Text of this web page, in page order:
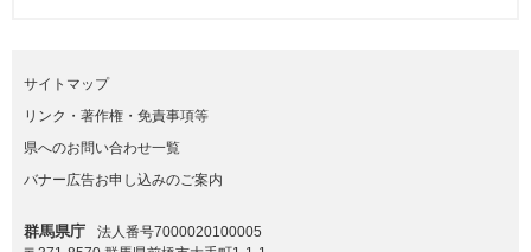
サイトマップ
リンク・著作権・免責事項等
県へのお問い合わせ一覧
バナー広告お申し込みのご案内
群馬県庁
法人番号7000020100005